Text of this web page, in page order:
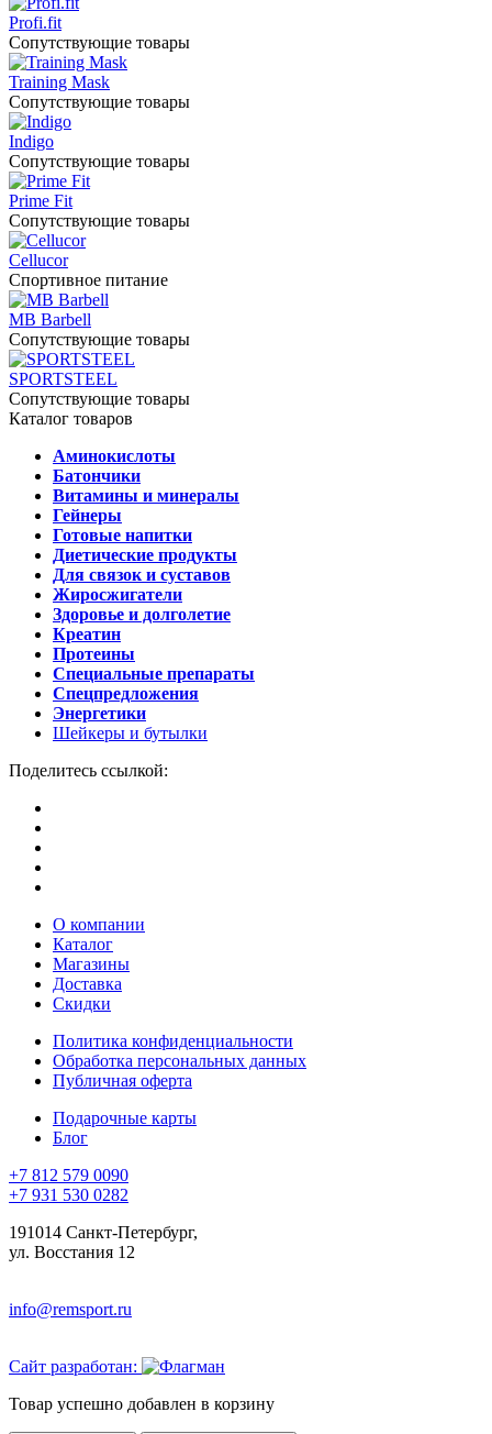
Profi.fit
Сопутствующие товары
Training Mask
Сопутствующие товары
Indigo
Сопутствующие товары
Prime Fit
Сопутствующие товары
Cellucor
Спортивное питание
MB Barbell
Сопутствующие товары
SPORTSTEEL
Сопутствующие товары
Каталог товаров
Аминокислоты
Батончики
Витамины и минералы
Гейнеры
Готовые напитки
Диетические продукты
Для связок и суставов
Жиросжигатели
Здоровье и долголетие
Креатин
Протеины
Специальные препараты
Спецпредложения
Энергетики
Шейкеры и бутылки
Поделитесь ссылкой:
О компании
Каталог
Магазины
Доставка
Скидки
Политика конфиденциальности
Обработка персональных данных
Публичная оферта
Подарочные карты
Блог
+7 812 579 0090
+7 931 530 0282
191014 Санкт-Петербург,
ул. Восстания 12
info@remsport.ru
Сайт разработан:
Товар успешно добавлен в корзину